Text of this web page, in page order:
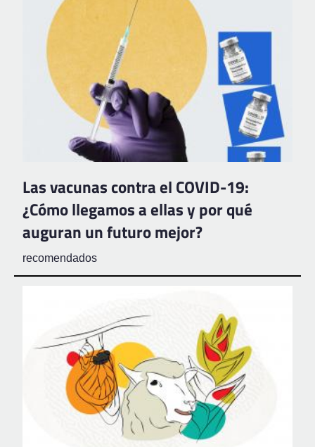
Las vacunas contra el COVID-19:
¿Cómo llegamos a ellas y por qué
auguran un futuro mejor?
recomendados